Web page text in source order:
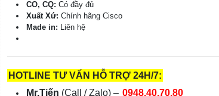
CO, CQ:Có đầy đủ
Xuất Xứ: Chính hãng Cisco
Made in: Liên hệ
HOTLINE TƯ VẤN HỖ TRỢ 24H/7:
Mr.Tiến (Call / Zalo) – 0948.40.70.80